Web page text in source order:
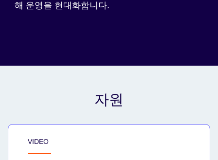
해 운영을 현대화합니다.
자원
VIDEO